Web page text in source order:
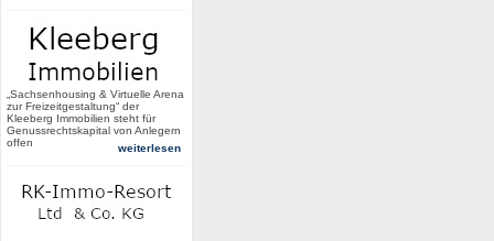
„Sachsenhousing & Virtuelle Arena
zur Freizeitgestaltung“ der
Kleeberg Immobilien steht für
Genussrechtskapital von Anlegern
offen
weiterlesen